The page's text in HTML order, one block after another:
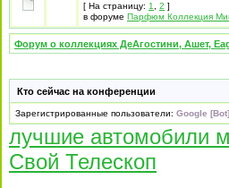
[ На страницу: 1 2 ]
в форуме Парфюм Коллекция
Форум о коллекциях ДеАгостини, Ашет,
Кто сейчас на конференции
Зарегистрированные пользователи: Google [Bot]
лучшие автомобили
Свой Телескоп